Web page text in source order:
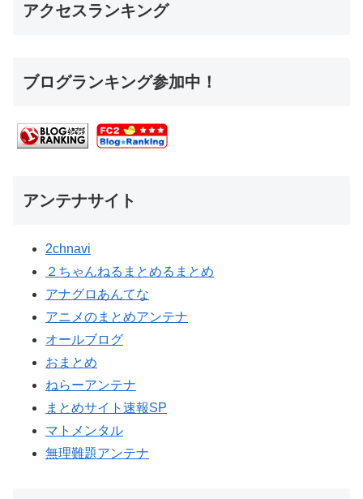
アクセスランキング
ブログランキング参加中！
アンテナサイト
2chnavi
２ちゃんねるまとめるまとめ
アナグロあんてな
アニメのまとめアンテナ
オールブログ
おまとめ
ねらーアンテナ
まとめサイト速報SP
マトメンタル
無理難題アンテナ